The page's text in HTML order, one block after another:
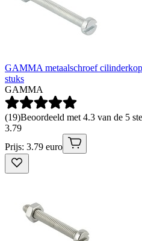
GAMMA metaalschroef
stuks
GAMMA
(19)Beoordeeld met 4.3 van de 5
3.79
Prijs: 3.79 euro